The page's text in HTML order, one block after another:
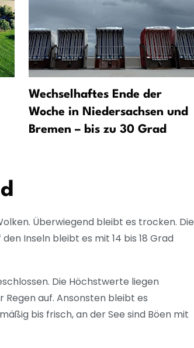
Wechselhaftes Ende der
Woche in Niedersachsen und
Bremen – bis zu 30 Grad
Überwiegend bleibt es trocken. Die
Inseln bleibt es mit 14 bis 18 Grad
Die Höchstwerte liegen
Regen auf. Ansonsten bleibt es
bis frisch, an der See sind Böen mit